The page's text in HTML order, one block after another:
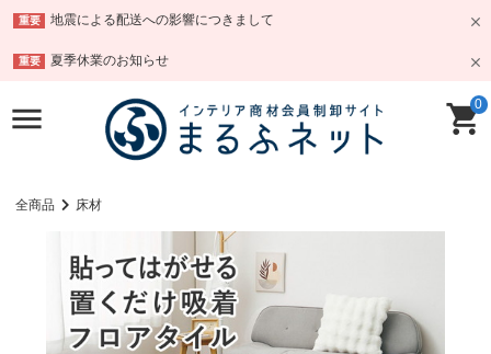
重要 地震による配送への影響につきまして
重要 夏季休業のお知らせ
0
全商品 床材